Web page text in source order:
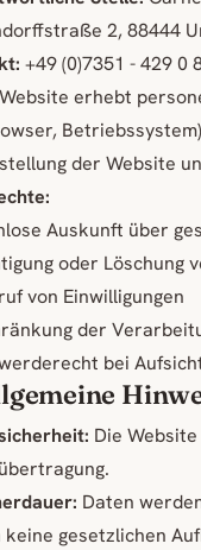
2, 88444
+49 (0)7351 - 429 0
erhebt
der Website
Auskunft über
oder Löschung
von Einwilligungen
der
bei
Die
Daten
gesetzlichen